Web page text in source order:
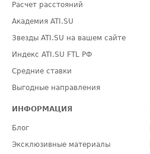
Расчет расстояний
Академия ATI.SU
Звезды ATI.SU на вашем сайте
Индекс ATI.SU FTL РФ
Средние ставки
Выгодные направления
ИНФОРМАЦИЯ
Блог
Эксклюзивные материалы